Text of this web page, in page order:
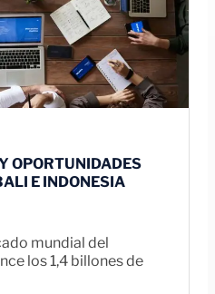
OPORTUNIDADES
E INDONESIA
mundial del
los 1,4 billones de